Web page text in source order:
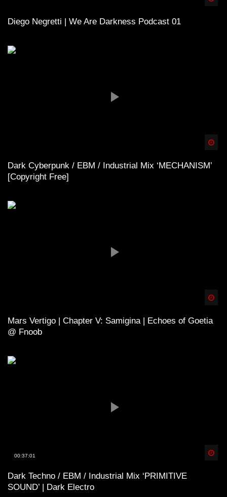
Diego Negretti | We Are Darkness Podcast 01
Dark Cyberpunk / EBM / Industrial Mix ‘MECHANISM’
[Copyright Free]
Mars Vertigo | Chapter V: Samigina | Echoes of Goetia
@ Fnoob
00:37:01
Dark Techno / EBM / Industrial Mix ‘PRIMITIVE
SOUND’ | Dark Electro